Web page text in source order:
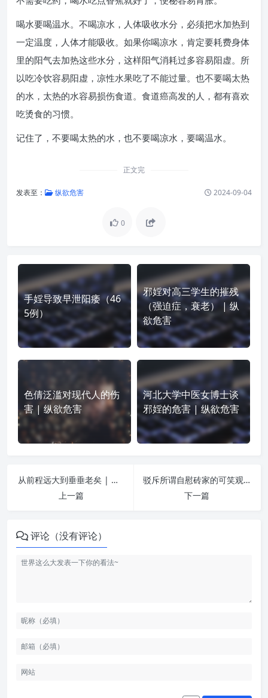
喝水要喝温水。不喝凉水，人体吸收水分，必须把水加热到
一定温度，人体才能吸收。如果你喝凉水，肯定要耗费身体
里的阳气去加热这些水分，这样阳气消耗过多容易阳虚。所
以吃冷饮容易阳虚，凉性水果吃了不能过量。也不要喝太热
的水，太热的水容易损伤食道。食道癌高发的人，都有喜欢
吃烫食的习惯。
记住了，不要喝太热的水，也不要喝凉水，要喝温水。
正文完
发表至： 纵欲危害 2024-09-04
0
手婬导致早泄阳痿（46
5例）
邪婬对高三学生的摧残
（强迫症，衰老） | 纵
欲危害
色倩泛滥对现代人的伤
害 | 纵欲危害
河北大学中医女博士谈
邪婬的危害 | 纵欲危害
从前程远大到垂垂老矣 | 纵欲危害
上一篇
驳斥所谓自慰砖家的可笑观点 | 纵欲危害
下一篇
评论（没有评论）